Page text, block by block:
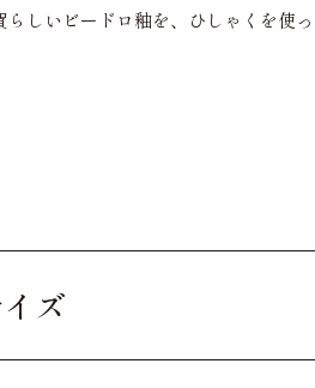
らしいビードロ釉を、ひしゃくを使
ズ